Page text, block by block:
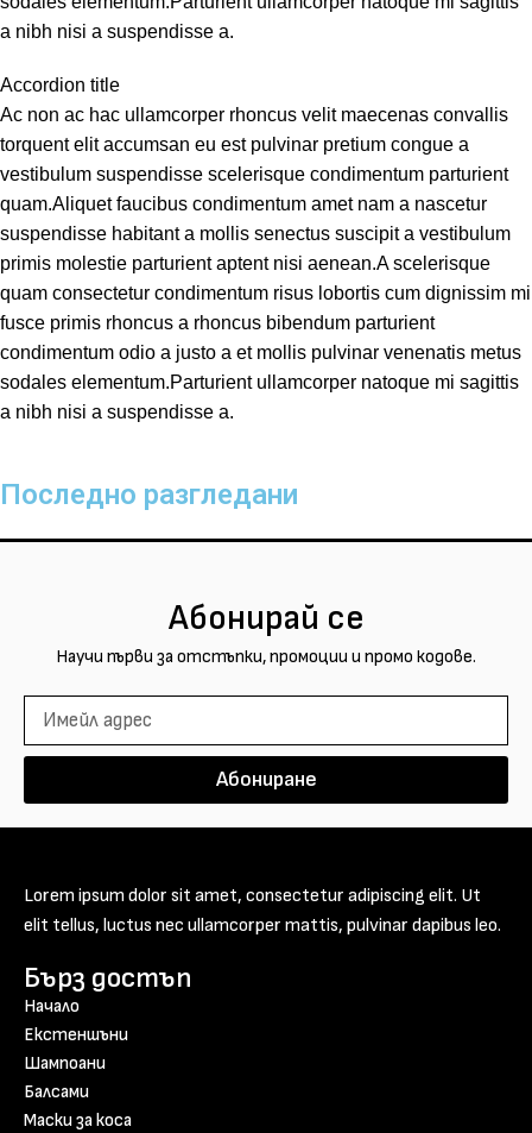
a nibh nisi a suspendisse a.
Accordion title
Ac non ac hac ullamcorper rhoncus velit maecenas convallis
torquent elit accumsan eu est pulvinar pretium congue a
vestibulum suspendisse scelerisque condimentum parturient
quam.Aliquet faucibus condimentum amet nam a nascetur
suspendisse habitant a mollis senectus suscipit a vestibulum
primis molestie parturient aptent nisi aenean.A scelerisque
quam consectetur condimentum risus lobortis cum dignissim mi
fusce primis rhoncus a rhoncus bibendum parturient
condimentum odio a justo a et mollis pulvinar venenatis metus
sodales elementum.Parturient ullamcorper natoque mi sagittis
a nibh nisi a suspendisse a.
Последно разгледани
Абонирай се
Научи първи за отстъпки, промоции и промо кодове.
Абониране
Lorem ipsum dolor sit amet, consectetur adipiscing elit. Ut
elit tellus, luctus nec ullamcorper mattis, pulvinar dapibus leo.
Бърз достъп
Начало
Екстеншъни
Шампоани
Балсами
Маски за коса